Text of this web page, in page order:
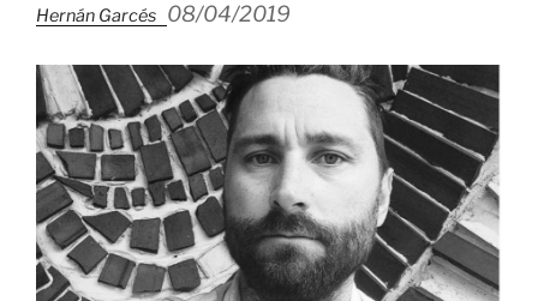
Hernán Garcés 08/04/2019